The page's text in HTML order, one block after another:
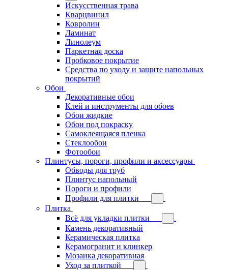
Искусственная трава
Кварцвинил
Ковролин
Ламинат
Линолеум
Паркетная доска
Пробковое покрытие
Средства по уходу и защите напольных
покрытий
Обои
Декоративные обои
Клей и инструменты для обоев
Обои жидкие
Обои под покраску
Самоклеящаяся пленка
Стеклообои
Фотообои
Плинтусы, пороги, профили и аксессуары
Обводы для труб
Плинтус напольный
Пороги и профили
Профили для плитки
Плитка
Всё для укладки плитки
Камень декоративный
Керамическая плитка
Керамогранит и клинкер
Мозаика декоративная
Уход за плиткой